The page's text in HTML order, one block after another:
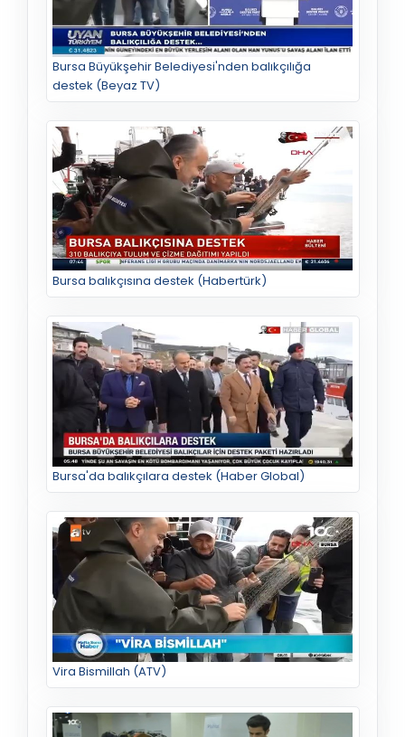
Bursa Büyükşehir Belediyesi'nden balıkçılığa
destek (Beyaz TV)
Bursa balıkçısına destek (Habertürk)
Bursa'da balıkçılara destek (Haber Global)
Vira Bismillah (ATV)